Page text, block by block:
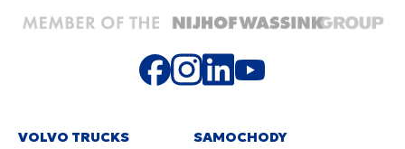
VOLVO TRUCKS
SAMOCHODY